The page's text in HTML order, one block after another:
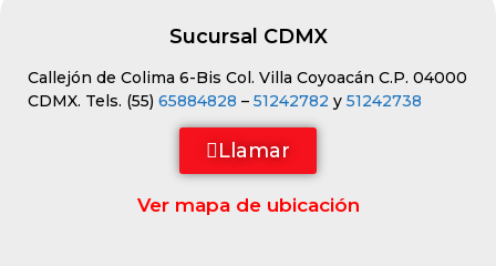
Sucursal CDMX
Callejón de Colima 6-Bis Col. Villa Coyoacán C.P. 04000
CDMX. Tels. (55) 65884828 – 51242782 y 51242738
Llamar
Ver mapa de ubicación